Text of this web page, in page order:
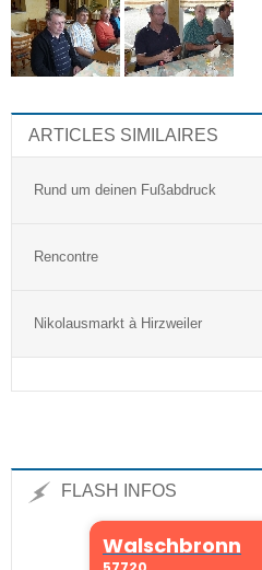
ARTICLES SIMILAIRES
Rund um deinen Fußabdruck
Rencontre
Nikolausmarkt à Hirzweiler
FLASH INFOS